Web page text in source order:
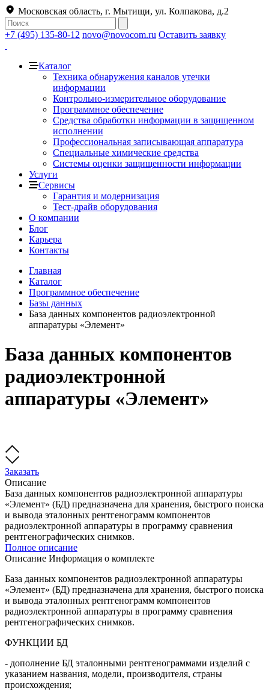
Московская область, г. Мытищи, ул. Колпакова, д.2
+7 (495) 135-80-12 novo@novocom.ru Оставить заявку
Каталог
Техника обнаружения каналов утечки
информации
Контрольно-измерительное оборудование
Программное обеспечение
Средства обработки информации в защищенном
исполнении
Профессиональная записывающая аппаратура
Специальные химические средства
Системы оценки защищенности информации
Услуги
Сервисы
Гарантия и модернизация
Тест-драйв оборудования
О компании
Блог
Карьера
Контакты
Главная
Каталог
Программное обеспечение
Базы данных
База данных компонентов радиоэлектронной
аппаратуры «Элемент»
База данных компонентов
радиоэлектронной
аппаратуры «Элемент»
Заказать
Описание
База данных компонентов радиоэлектронной аппаратуры
«Элемент» (БД) предназначена для хранения, быстрого поиска
и вывода эталонных рентгенограмм компонентов
радиоэлектронной аппаратуры в программу сравнения
рентгенографических снимков.
Полное описание
Описание Информация о комплекте
База данных компонентов радиоэлектронной аппаратуры
«Элемент» (БД) предназначена для хранения, быстрого поиска
и вывода эталонных рентгенограмм компонентов
радиоэлектронной аппаратуры в программу сравнения
рентгенографических снимков.
ФУНКЦИИ БД
- дополнение БД эталонными рентгенограммами изделий с
указанием названия, модели, производителя, страны
происхождения;